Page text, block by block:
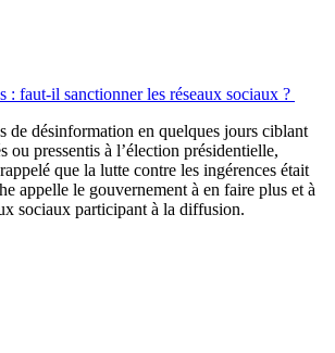
: faut-il sanctionner les réseaux sociaux ?
de désinformation en quelques jours ciblant
ou pressentis à l’élection présidentielle,
que la lutte contre les ingérences était
appelle le gouvernement à en faire plus et à
sociaux participant à la diffusion.